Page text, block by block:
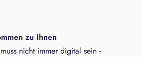
zu Ihnen
nicht immer digital sein -